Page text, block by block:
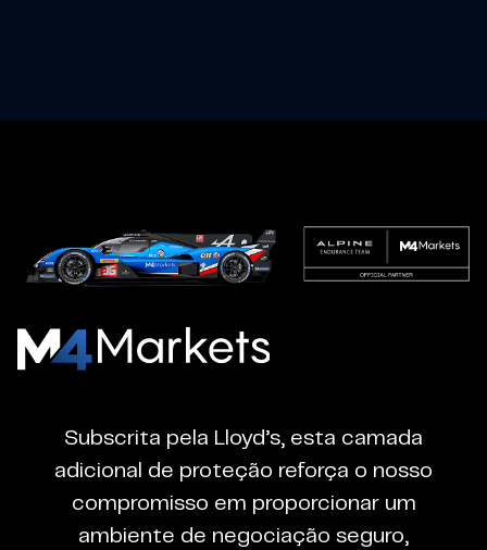
M4Markets
CFD
Trading
Regulated
Broker
Subscrita pela Lloyd’s, esta camada
adicional de proteção reforça o nosso
compromisso em proporcionar um
ambiente de negociação seguro,